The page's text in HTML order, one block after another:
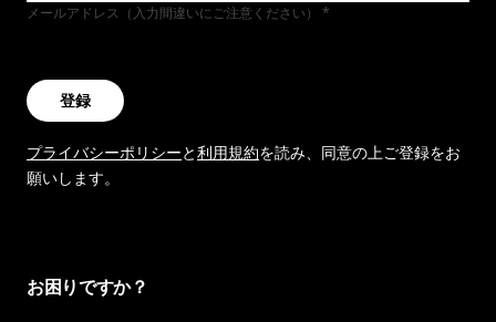
メールアドレス（入力間違いにご注意ください）
登録
プライバシーポリシーと利用規約を読み、同意の上ご登録をお
願いします。
お困りですか？